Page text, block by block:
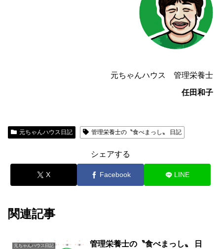
元ちゃんハウス 管理栄養士
任田和子
元ちゃんハウス日記 管理栄養士の〝食べまっし〟 日記
シェアする
X Facebook LINE
関連記事
元ちゃんハウス日記
管理栄養士の〝食べまっし〟 日